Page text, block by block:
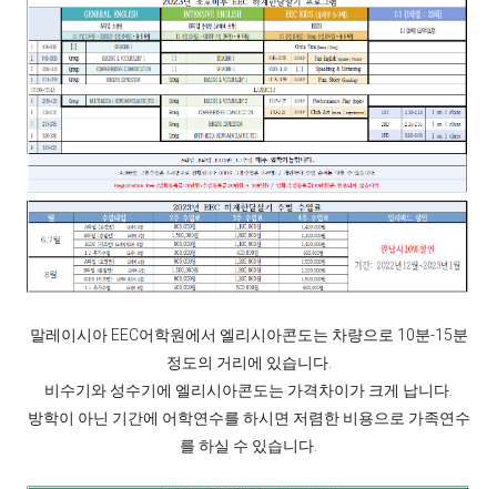
말레이시아 EEC어학원에서 엘리시아콘도는 차량으로 10분-15분
정도의 거리에 있습니다.
비수기와 성수기에 엘리시아콘도는 가격차이가 크게 납니다.
방학이 아닌 기간에 어학연수를 하시면 저렴한 비용으로 가족연수
를 하실 수 있습니다.